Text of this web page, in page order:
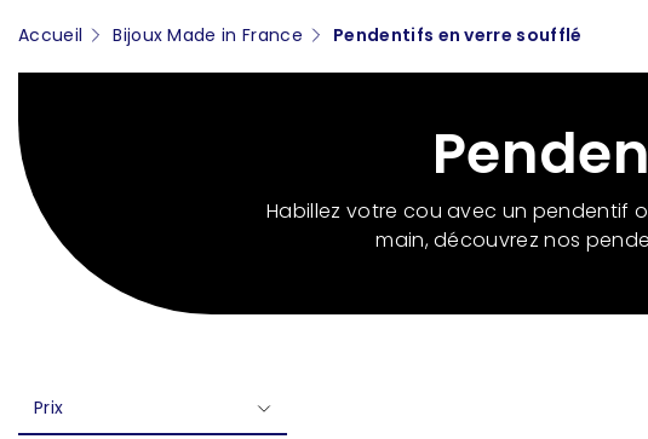
Accueil Bijoux Made in France Pendentifs en verre soufflé
Habillez votre cou avec un pendentif
main, découvrez nos
Prix